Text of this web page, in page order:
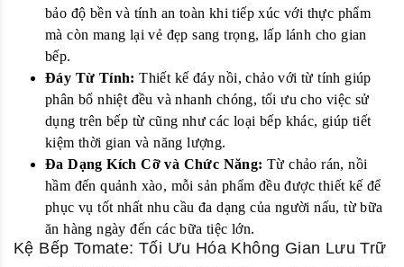
bảo độ bền và tính an toàn khi tiếp xúc với thực phẩm
mà còn mang lại vẻ đẹp sang trọng, lấp lánh cho gian
bếp.
Đáy Từ Tính: Thiết kế đáy nồi, chảo với từ tính giúp
phân bổ nhiệt đều và nhanh chóng, tối ưu cho việc sử
dụng trên bếp từ cũng như các loại bếp khác, giúp tiết
kiệm thời gian và năng lượng.
Đa Dạng Kích Cỡ và Chức Năng: Từ chảo rán, nồi
hầm đến quảnh xào, mỗi sản phẩm đều được thiết kế để
phục vụ tốt nhất nhu cầu đa dạng của người nấu, từ bữa
ăn hàng ngày đến các bữa tiệc lớn.
Kệ Bếp Tomate: Tối Ưu Hóa Không Gian Lưu Trữ